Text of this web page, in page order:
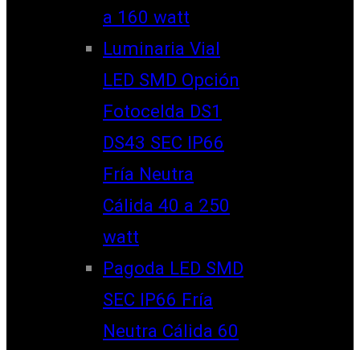
a 160 watt
Luminaria Vial
LED SMD Opción
Fotocelda DS1
DS43 SEC IP66
Fría Neutra
Cálida 40 a 250
watt
Pagoda LED SMD
SEC IP66 Fría
Neutra Cálida 60